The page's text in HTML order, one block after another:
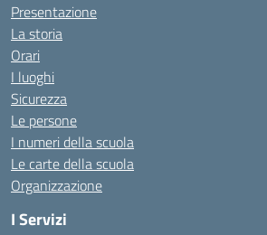
Presentazione
La storia
Orari
I luoghi
Sicurezza
Le persone
I numeri della scuola
Le carte della scuola
Organizzazione
I Servizi